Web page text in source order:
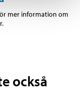
mer information om
också